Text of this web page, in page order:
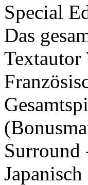
Special
Das
Textautor
Surround